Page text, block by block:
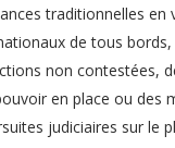
traditionnelles en
de tous
non contestées,
en place ou des
judiciaires sur le